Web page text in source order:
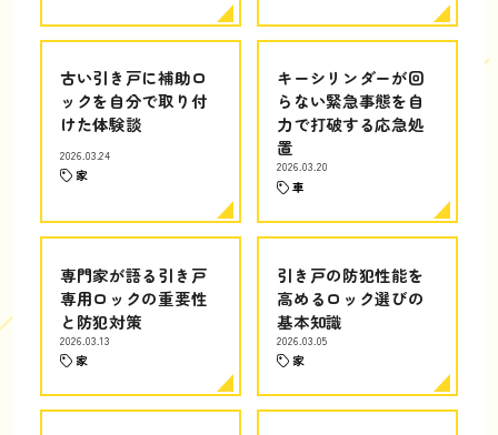
古い引き戸に補助ロ
ックを自分で取り付
けた体験談
2026.03.24
家
キーシリンダーが回
らない緊急事態を自
力で打破する応急処
置
2026.03.20
車
専門家が語る引き戸
専用ロックの重要性
と防犯対策
2026.03.13
家
引き戸の防犯性能を
高めるロック選びの
基本知識
2026.03.05
家